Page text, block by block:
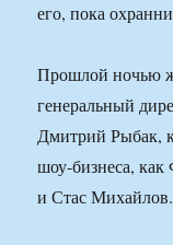
его, пока
Прошлой ночью
генеральный
Дмитрий Рыбак,
шоу-бизнеса,
и Стас Михайлов.